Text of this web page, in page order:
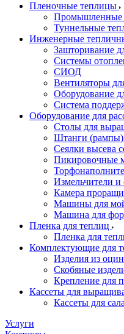
Пленочные теплицы
Промышленные
Туннельные
Инженерные
Зашторивание
Системы
СИОД
Вентиляторы
Оборудование
Система
Оборудование для
Столы для
Штанги (рампы)
Сеялки высева
Пикировочные
Измельчители и
Камера
Машины для
Машина для
Пленка для теплиц
Пленка для
Комплектующие для
Изделия из
Скобяные
Крепление для
Кассеты для
Кассеты для
Услуги